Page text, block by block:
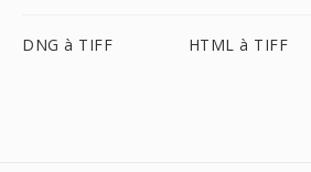
DNG à TIFF HTML à TIFF